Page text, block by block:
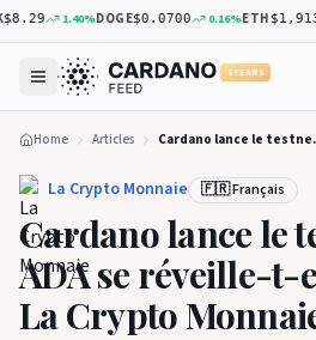
1.40%DOGE$0.0700 0.16%ETH
5 YEARS
Home Articles Cardano
La Crypto Monnaie 🇫🇷 Français
Cardano lance le
ADA se réveille-t-
La Crypto